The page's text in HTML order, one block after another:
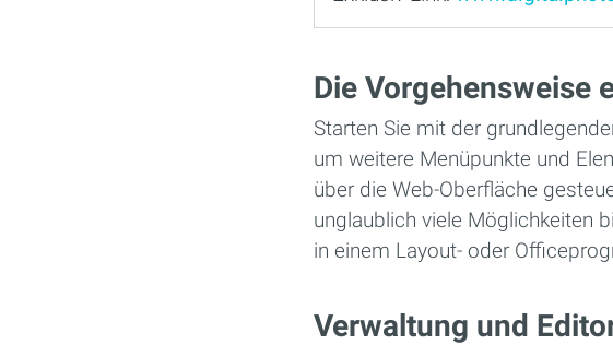
Die Vorgehensweise
Starten Sie mit der
um weitere Menüpunkte und
über die Web-Oberfläche
unglaublich viele Möglichkeiten
in einem Layout- oder
Verwaltung und